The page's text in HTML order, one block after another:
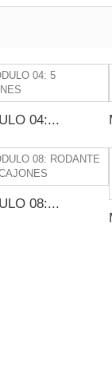
04:...
08:...